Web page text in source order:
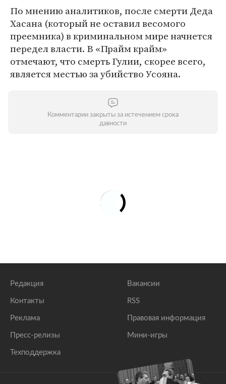
По мнению аналитиков, после смерти Деда
Хасана (который не оставил весомого
преемника) в криминальном мире начнется
передел власти. В «Прайм крайм»
отмечают, что смерть Гулии, скорее всего,
является местью за убийство Усояна.
Комментарии закрыты за истечением срока
давности
Редакция
Контакты
Реклама
Пресс-релизы
Техподдержка
Вакансии
RSS
Правовая информация
Мини-игры